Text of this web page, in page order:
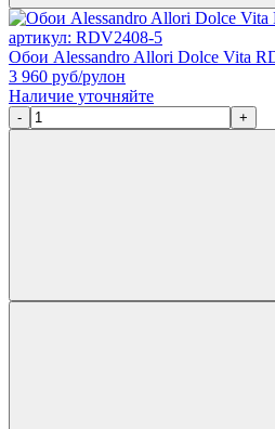
артикул: RDV2408-5
Обои Alessandro Allori Dolce Vita
3 960 руб/рулон
Наличие уточняйте
- +